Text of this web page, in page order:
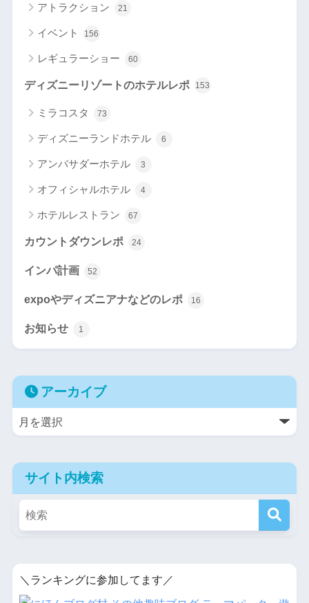
アトラクション 21
イベント 156
レギュラーショー 60
ディズニーリゾートのホテルレポ 153
ミラコスタ 73
ディズニーランドホテル 6
アンバサダーホテル 3
オフィシャルホテル 4
ホテルレストラン 67
カウントダウンレポ 24
インパ計画 52
expoやディズニアナなどのレポ 16
お知らせ 1
アーカイブ
サイト内検索
＼ランキングに参加してます／